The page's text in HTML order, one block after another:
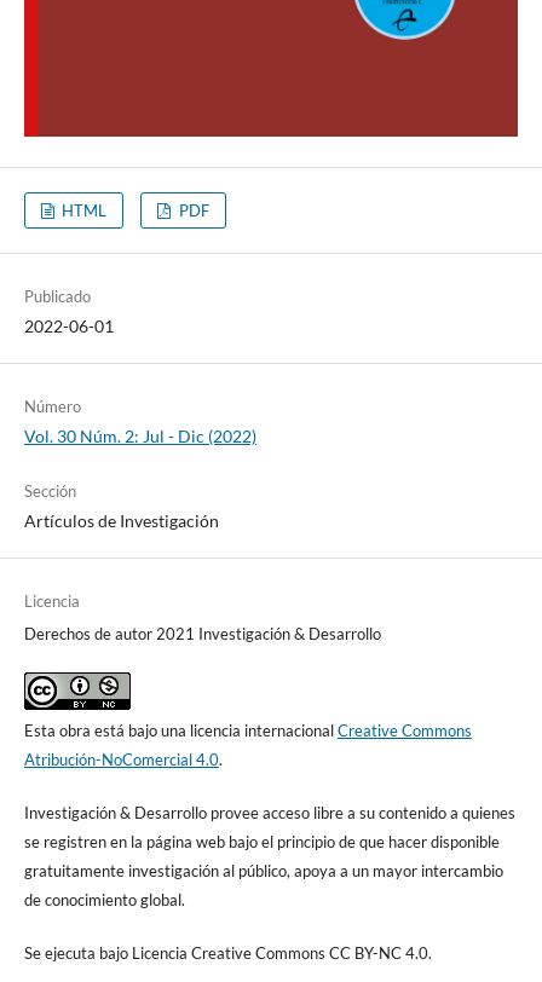
HTML PDF
Publicado
2022-06-01
Número
Vol. 30 Núm. 2: Jul - Dic (2022)
Sección
Artículos de Investigación
Licencia
Derechos de autor 2021 Investigación & Desarrollo
Esta obra está bajo una licencia internacionalCreative Commons
Atribución-NoComercial 4.0.
Investigación & Desarrollo provee acceso libre a su contenido a quienes
se registren en la página web bajo el principio de que hacer disponible
gratuitamente investigación al público, apoya a un mayor intercambio
de conocimiento global.
Se ejecuta bajo Licencia Creative Commons CC BY-NC 4.0.